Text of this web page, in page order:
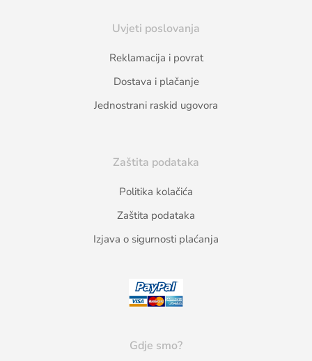
Uvjeti poslovanja
Reklamacija i povrat
Dostava i plačanje
Jednostrani raskid ugovora
Zaštita podataka
Politika kolačića
Zaštita podataka
Izjava o sigurnosti plaćanja
Gdje smo?